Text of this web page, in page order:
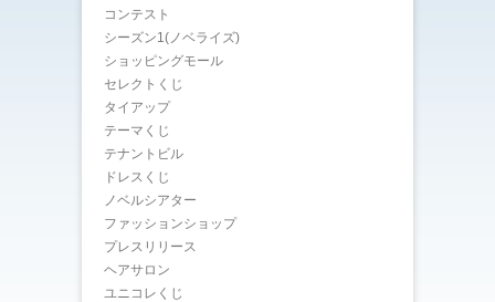
コンテスト
シーズン1(ノベライズ)
ショッピングモール
セレクトくじ
タイアップ
テーマくじ
テナントビル
ドレスくじ
ノベルシアター
ファッションショップ
プレスリリース
ヘアサロン
ユニコレくじ